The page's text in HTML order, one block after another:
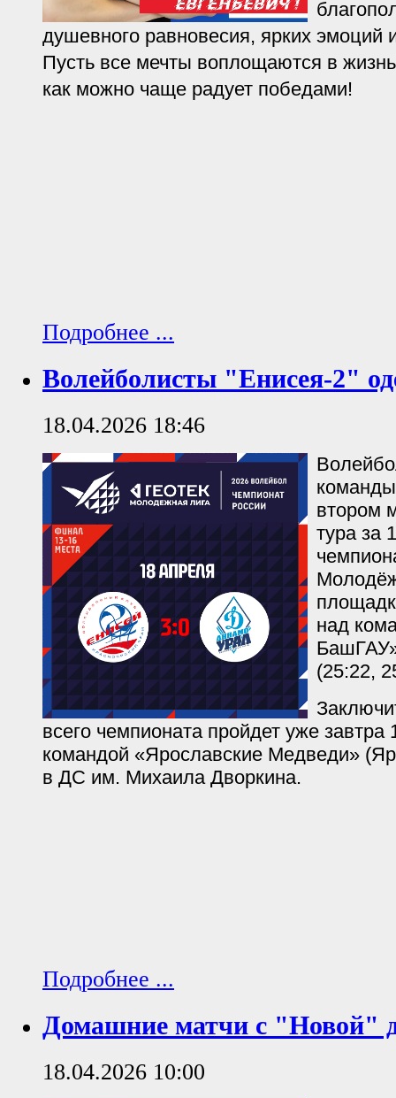
душевного равновесия, ярких эмоций
Пусть все мечты воплощаются в
как можно чаще радует победами!
Подробнее ...
Волейболисты "Енисея-2"
18.04.2026 18:46
втором
тура за
над
(25:22,
всего чемпионата пройдет уже завтра
командой «Ярославские Медведи»
в ДС им. Михаила Дворкина.
Подробнее ...
Домашние матчи с "Новой"
18.04.2026 10:00